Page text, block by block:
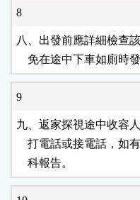
8
八、出發前應詳細檢查
免在途中下車如廁時
9
九、返家探視途中收容
打電話或接電話，
    科報告。